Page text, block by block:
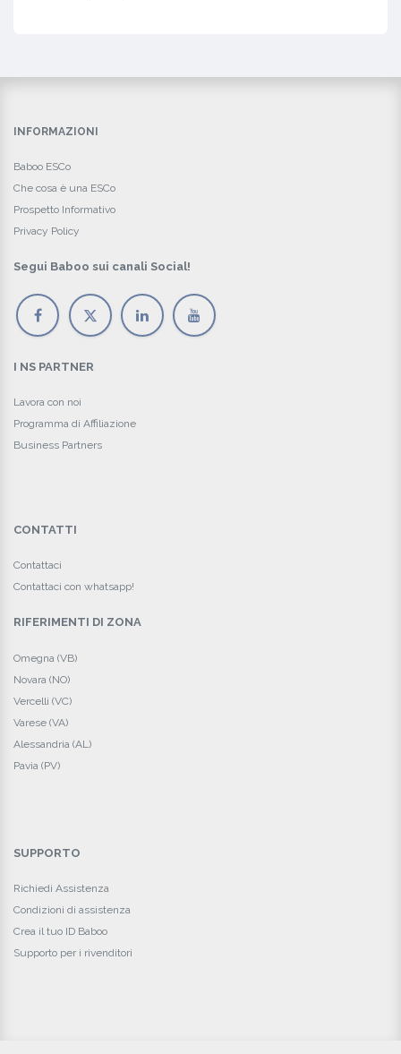
INFORMAZIONI
Baboo ESCo
Che cosa è una ESCo
Prospetto Informativo
Privacy Policy
Segui Baboo sui canali Social!
I NS PARTNER
Lavora con noi
Programma di Affiliazione
Business Partners
CONTATTI
Contattaci
Contattaci con whatsapp!
RIFERIMENTI DI ZONA
Omegna (VB)
Novara (NO)
Vercelli (VC)
Varese (VA)
Alessandria (AL)
Pavia (PV)
SUPPORTO
Richiedi Assistenza
Condizioni di assistenza
Crea il tuo ID Baboo
Supporto per i rivenditori